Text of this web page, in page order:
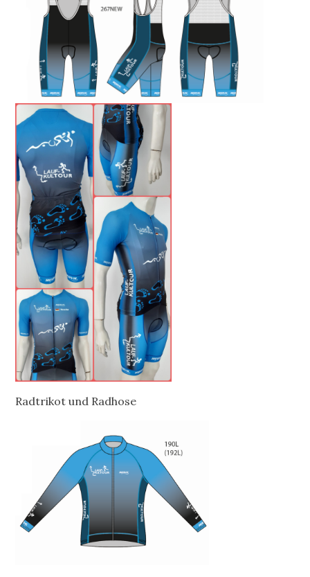
Radtrikot und Radhose